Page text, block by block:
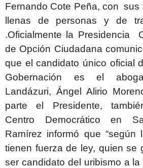
Fernando Cote Peña, con sus
llenas de personas y de
.Oficialmente la Presidencia
de Opción Ciudadana
que el candidato único oficial
Gobernación es el
Landázuri, Ángel Alirio
parte el Presidente,
Centro Democrático en
Ramírez informó que “según
tienen fuerza de ley, quien se
ser candidato del uribismo a